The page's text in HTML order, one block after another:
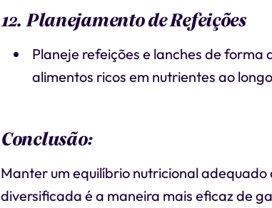
12. Planejamento de Refeições
Planeje refeições e lanches de
alimentos ricos em nutrientes ao
Conclusão:
Manter um equilíbrio nutricional
diversificada é a maneira mais eficaz de